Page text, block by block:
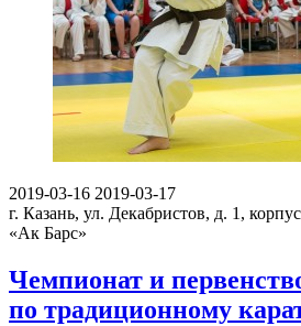
2019-03-16 2019-03-17
г. Казань, ул. Декабристов, д. 1,
«Ак Барс»
Чемпионат и
по традиционному